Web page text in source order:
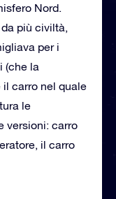
Nord.
più civiltà,
per i
(che la
il carro nel quale
le
versioni: carro
il carro